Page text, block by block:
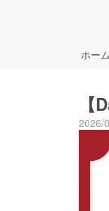
ホーム
2026/